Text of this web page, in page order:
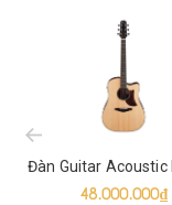
48.000.000₫